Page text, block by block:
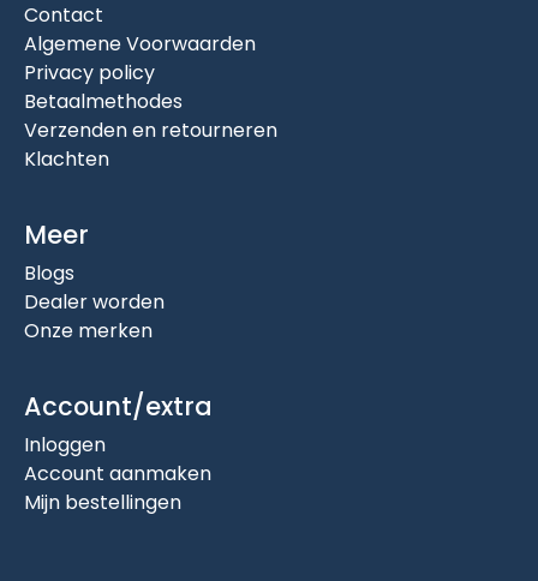
Contact
Algemene Voorwaarden
Privacy policy
Betaalmethodes
Verzenden en retourneren
Klachten
Meer
Blogs
Dealer worden
Onze merken
Account/extra
Inloggen
Account aanmaken
Mijn bestellingen